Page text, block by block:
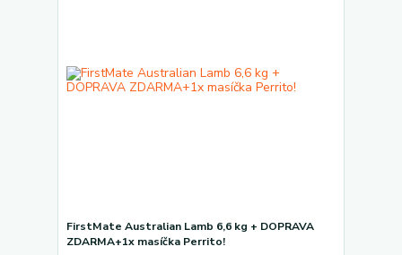
FirstMate Australian Lamb 6,6 kg + DOPRAVA
ZDARMA+1x masíčka Perrito!